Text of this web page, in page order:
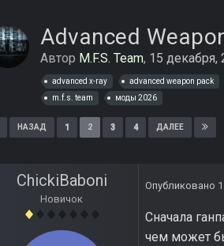
Advanced
Автор M.F.S. Team, 15 декабря,
advanced x-ray advanced weapon pack
m.f.s. team
моды 2026
НАЗАД 1 2 3 4 ДАЛЕЕ
ChickiBaboni
Новичок
Опубликовано
Сначала
чем может